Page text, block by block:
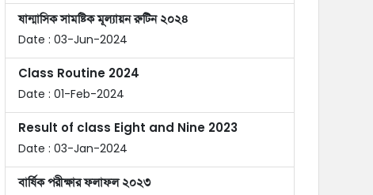
ষান্মাসিক সামষ্টিক মূল্যায়ন রুটিন ২০২৪
Date : 03-Jun-2024
Class Routine 2024
Date : 01-Feb-2024
Result of class Eight and Nine 2023
Date : 03-Jan-2024
বার্ষিক পরীক্ষার ফলাফল ২০২৩